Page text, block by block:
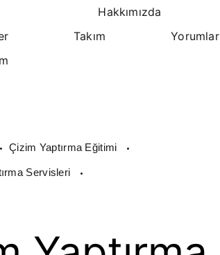
Hakkımızda
Takım Yorumlar
Çizim Yaptırma Eğitimi
Servisleri